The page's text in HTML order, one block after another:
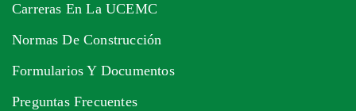
Carreras En La UCEMC
Normas De Construcción
Formularios Y Documentos
Preguntas Frecuentes